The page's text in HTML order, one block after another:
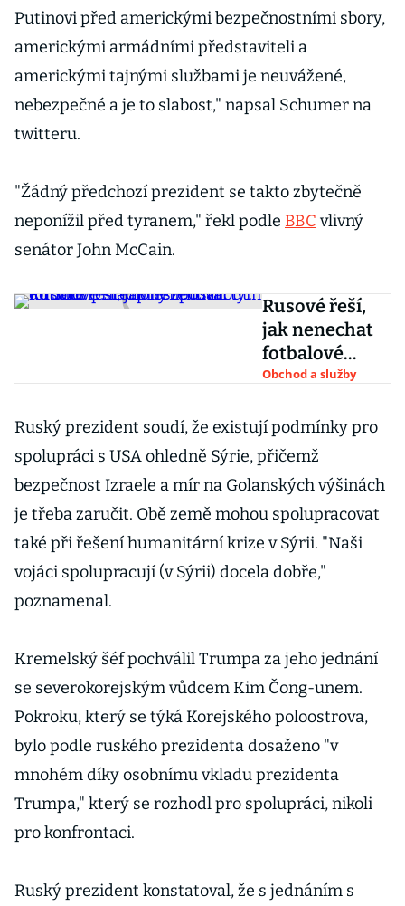
Putinovi před americkými bezpečnostními sbory,
americkými armádními představiteli a
americkými tajnými službami je neuvážené,
nebezpečné a je to slabost," napsal Schumer na
twitteru.
"Žádný předchozí prezident se takto zbytečně
neponížil před tyranem," řekl podle BBC vlivný
senátor John McCain.
Rusové řeší,
jak nenechat
fotbalové
stadiony
Putinův přítel
přestěhoval
Obchod a služby
Ruský prezident soudí, že existují podmínky pro
spolupráci s USA ohledně Sýrie, přičemž
bezpečnost Izraele a mír na Golanských výšinách
je třeba zaručit. Obě země mohou spolupracovat
také při řešení humanitární krize v Sýrii. "Naši
vojáci spolupracují (v Sýrii) docela dobře,"
poznamenal.
Kremelský šéf pochválil Trumpa za jeho jednání
se severokorejským vůdcem Kim Čong-unem.
Pokroku, který se týká Korejského poloostrova,
bylo podle ruského prezidenta dosaženo "v
mnohém díky osobnímu vkladu prezidenta
Trumpa," který se rozhodl pro spolupráci, nikoli
pro konfrontaci.
Ruský prezident konstatoval, že s jednáním s